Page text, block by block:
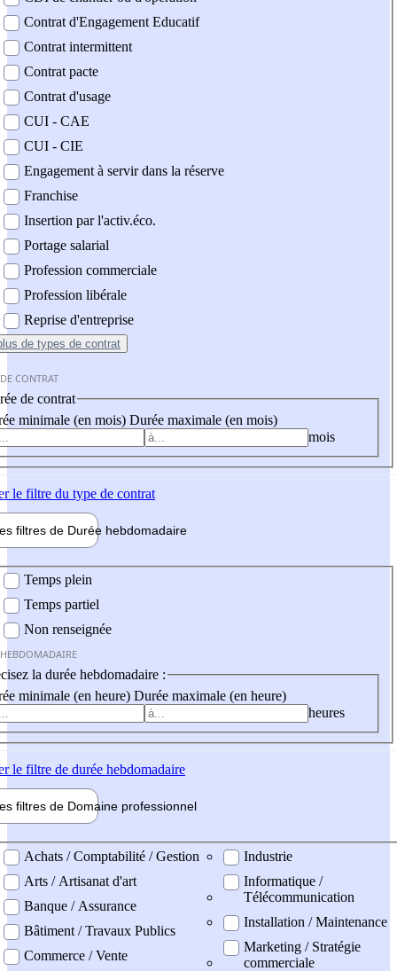
Contrat d'Engagement Educatif
Contrat intermittent
Contrat pacte
Contrat d'usage
CUI - CAE
CUI - CIE
Engagement à servir dans la réserve
Franchise
Insertion par l'activ.éco.
Portage salarial
Profession commerciale
Profession libérale
Reprise d'entreprise
de types de contrat
CONTRAT
de contrat
minimale (en mois) Durée maximale (en mois)
mois
le filtre du type de contrat
filtres de Durée hebdomadaire
Temps plein
Temps partiel
Non renseignée
la durée hebdomadaire :
minimale (en heure) Durée maximale (en heure)
heures
le filtre de durée hebdomadaire
filtres de Domaine professionnel
professionel
Achats / Comptabilité / Gestion
Arts / Artisanat d'art
Banque / Assurance
Bâtiment / Travaux Publics
Commerce / Vente
Industrie
Informatique /
Télécommunication
Installation / Maintenance
Marketing / Stratégie
commerciale